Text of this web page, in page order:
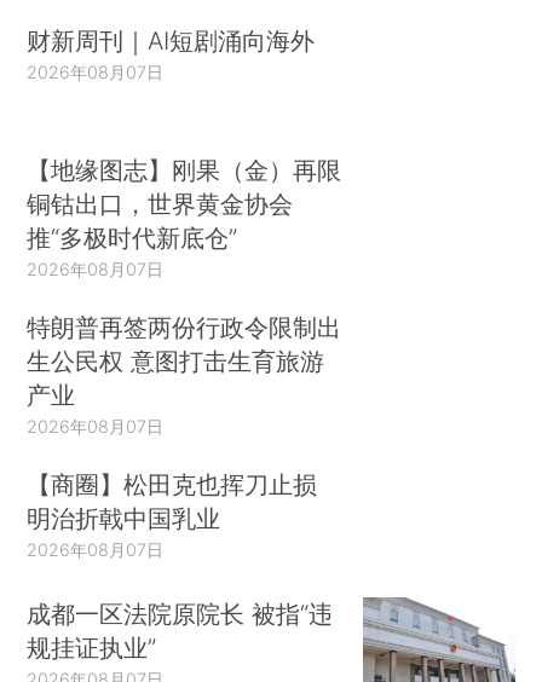
财新周刊｜AI短剧涌向海外
2026年08月07日
【地缘图志】刚果（金）再限
铜钴出口，世界黄金协会
推“多极时代新底仓”
2026年08月07日
特朗普再签两份行政令限制出
生公民权 意图打击生育旅游
产业
2026年08月07日
【商圈】松田克也挥刀止损
明治折戟中国乳业
2026年08月07日
成都一区法院原院长 被指“违
规挂证执业”